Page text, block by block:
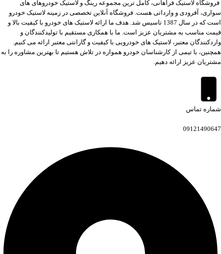
فروشگاه لاستیک فراهانی، کامل ترین مجموعه رینگ و لاستیک خودروهای های
سواری، آفرودی و وارداتی هست. فروشگاه آنلاین تخصصی در زمینه لاستیک خودرو
است که در سال 1387 تاسیس شد. هدف ما ارائه لاستیک های خودرو با کیفیت بالا و
قیمت مناسب به مشتریان عزیز است. ما با همکاری مستقیم با تولیدکنندگان و
واردکنندگان معتبر، لاستیک های خودرویی با کیفیت و گارانتی معتبر ارائه می کنیم.
همچنین، با تیمی از کارشناسان خودرو همواره در تلاش هستیم تا بهترین مشاوره را به
مشتریان عزیز ارائه دهیم.
شماره تماس
09121490647